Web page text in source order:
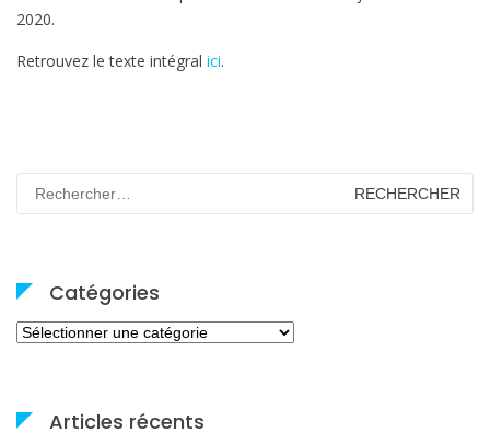
2020.
Retrouvez le texte intégral ici.
Rechercher :
Catégories
Catégories
Articles récents